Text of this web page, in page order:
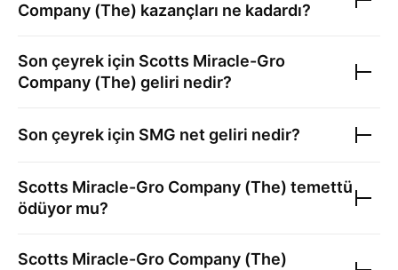
Company (The) kazançları ne kadardı?
Son çeyrek için Scotts Miracle-Gro
Company (The) geliri nedir?
Son çeyrek için SMG net geliri nedir?
Scotts Miracle-Gro Company (The) temettü
ödüyor mu?
Scotts Miracle-Gro Company (The)